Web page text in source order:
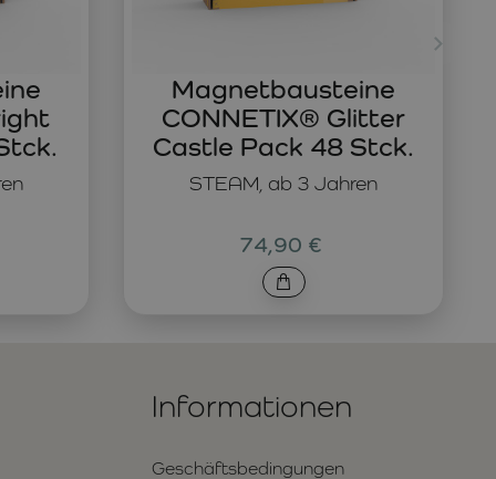
STEAM, ab 3 Jahren
Magnetbausteine
CONNETIX® Glitter
Castle Pack 48 Stck.
74,90 €
Informationen
Geschäftsbedingungen